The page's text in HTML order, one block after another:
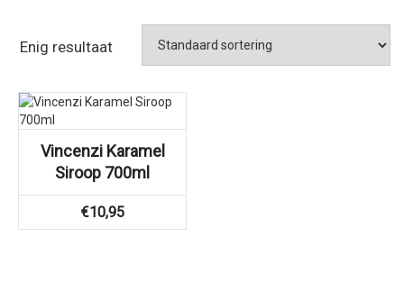
Enig resultaat
Vincenzi Karamel
Siroop 700ml
€10,95